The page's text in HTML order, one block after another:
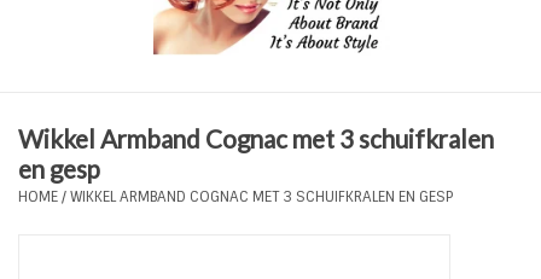
Plus Size Sieraden
Wikkel Armband Cognac met 3 schuifkralen
en gesp
HOME/WIKKEL ARMBAND COGNAC MET 3 SCHUIFKRALEN EN GESP